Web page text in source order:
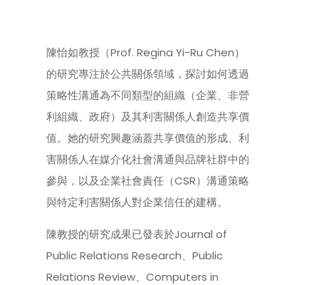
陳怡如教授（Prof. Regina Yi-Ru Chen）
的研究專注於公共關係領域，探討如何透過
策略性溝通為不同類型的組織（企業、非營
利組織、政府）及其利害關係人創造共享價
值。她的研究興趣涵蓋共享價值的形成、利
害關係人在媒介化社會溝通與品牌社群中的
參與，以及企業社會責任（CSR）溝通策略
與特定利害關係人對企業信任的建構。
陳教授的研究成果已發表於Journal of
Public Relations Research、Public
Relations Review、Computers in